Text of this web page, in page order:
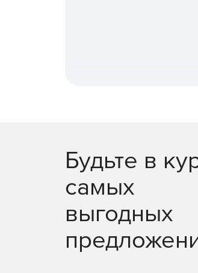
школа AR и VR
комплексы на 36 и 72
Пользователь сам
Никаких отчислений и
Будьте в
самых
выгодных